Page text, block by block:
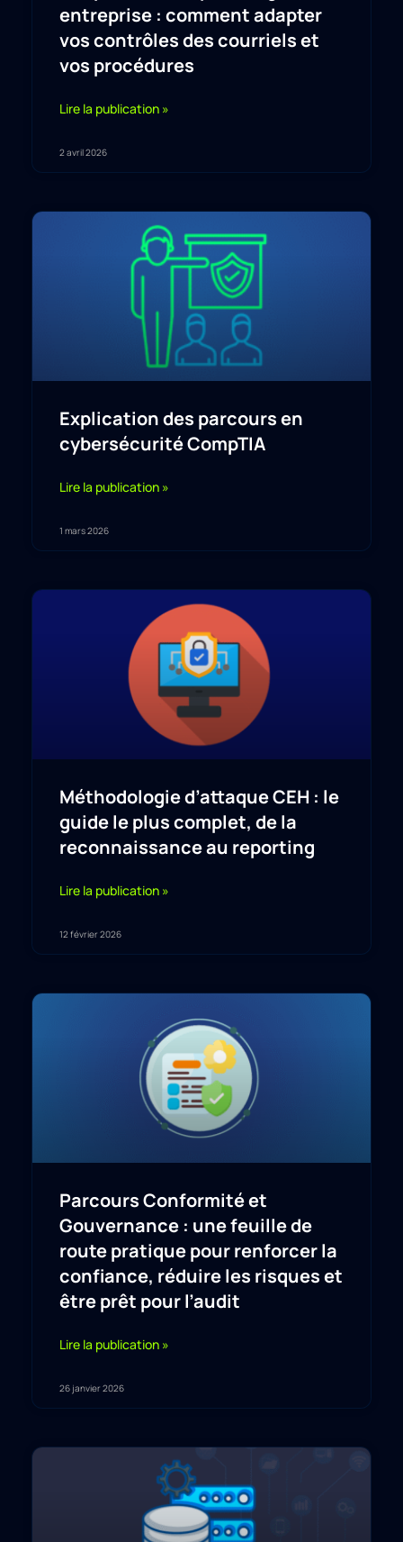
entreprise : comment adapter
vos contrôles des courriels et
vos procédures
Lire la publication »
2 avril 2026
Explication des parcours en
cybersécurité CompTIA
Lire la publication »
1 mars 2026
Méthodologie d’attaque CEH : le
guide le plus complet, de la
reconnaissance au reporting
Lire la publication »
12 février 2026
Parcours Conformité et
Gouvernance : une feuille de
route pratique pour renforcer la
confiance, réduire les risques et
être prêt pour l’audit
Lire la publication »
26 janvier 2026